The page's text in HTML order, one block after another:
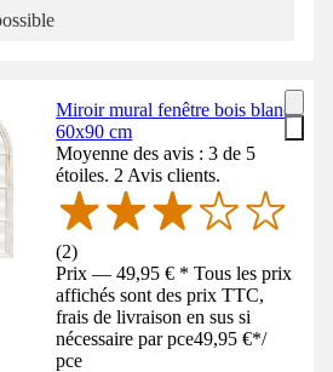
Miroir mural fenêtre bois blanc
60x90 cm
Moyenne des avis : 3 de 5
étoiles. 2 Avis clients.
(2)
Prix — 49,95 € * Tous les prix
affichés sont des prix TTC,
frais de livraison en sus si
nécessaire par pce49,95 €*/
pce